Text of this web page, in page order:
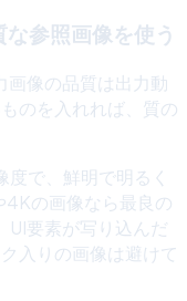
参照画像を使う
像の品質は出力動
のを入れれば、質の
度で、鮮明で明るく
4Kの画像なら最良の
UI要素が写り込んだ
入りの画像は避けて